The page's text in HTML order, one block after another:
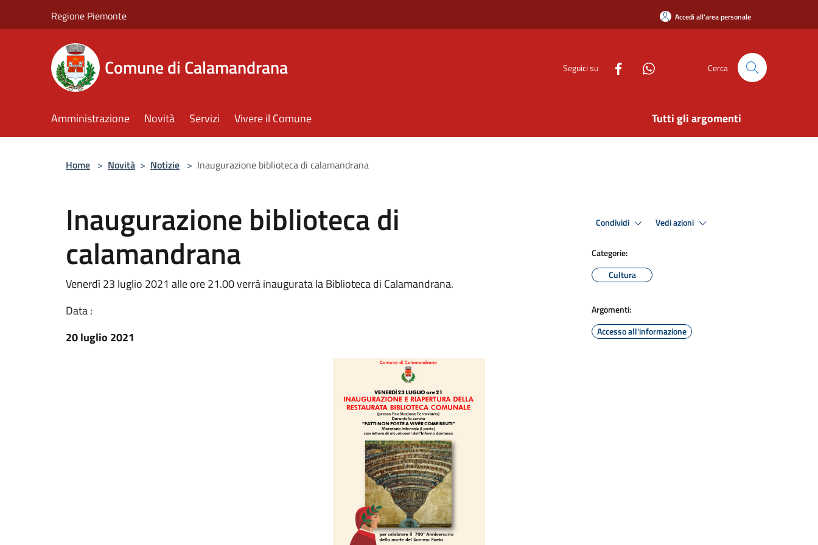
Regione Piemonte Accedi all'area personale
Comune di Calamandrana Seguici su Cerca
Amministrazione Novità Servizi Vivere il Comune Tutti gli argomenti
Home > Novità > Notizie > Inaugurazione biblioteca di calamandrana
Inaugurazione biblioteca di
calamandrana
Venerdì 23 luglio 2021 alle ore 21.00 verrà inaugurata la Biblioteca di Calamandrana.
Data :
20 luglio 2021
Condividi Vedi azioni
Categorie:
Cultura
Argomenti:
Accesso all'informazione